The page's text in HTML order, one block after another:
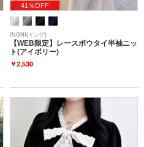
41％OFF
INGNI(イング)
【WEB限定】レースボウタイ半袖ニッ
ト(アイボリー)
￥2,530